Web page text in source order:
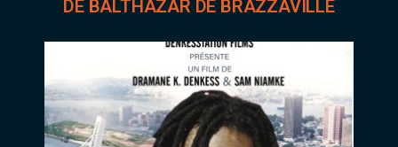
DE BALTHAZAR DE BRAZZAVILLE